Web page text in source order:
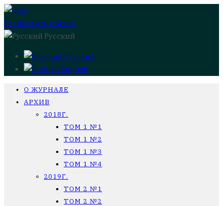
Разместить статью
Русский
Русский
English
О ЖУРНАЛЕ
АРХИВ
2018Г.
ТОМ 1 №1
ТОМ 1 №2
ТОМ 1 №3
ТОМ 1 №4
2019Г.
ТОМ 2 №1
ТОМ 2 №2